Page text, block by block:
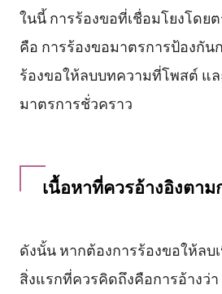
ในนี้ การร้องขอที่เชื่อมโยงโดย
คือ การร้องขอมาตรการป้องกัน
ร้องขอให้ลบบทความที่โพสต์ แ
มาตรการชั่วคราว
เนื้อหาที่ควรอ้างอิงตา
ดังนั้น หากต้องการร้องขอให้ล
สิ่งแรกที่ควรคิดถึงคือการอ้างว่า